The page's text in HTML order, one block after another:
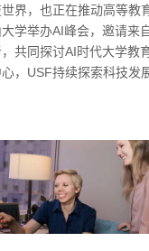
界，也正在推动高等教
学举办AI峰会，邀请来
共同探讨AI时代大学教
，USF持续探索科技发